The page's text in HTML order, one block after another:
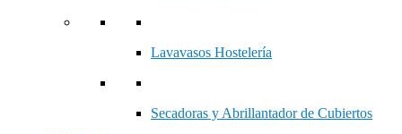
Lavavasos Hostelería
Secadoras y Abrillantador de Cubiertos